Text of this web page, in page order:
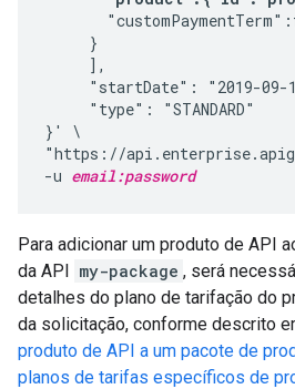
     }
     ],
"startDate": "2019-09-
     "type": "STANDARD"
}' \
"https://
-u email:password
Para adicionar um produto de API
da API my-package , será
detalhes do plano de tarifação do
da solicitação, conforme descrito
produto de API a um pacote de
planos de tarifas específicos de